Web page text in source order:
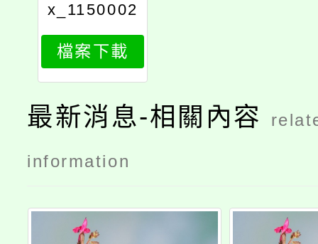
x_1150002
380_attach
1
檔案下載
最新消息-相關內容
information